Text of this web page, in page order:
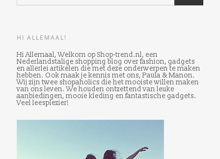
HI ALLEMAAL!
Hi Allemaal, Welkom op Shop-trend.nl, een
Nederlandstalige shopping blog over fashion, gadgets
en allerlei artikelen die met deze onderwerpen te maken
hebben. Ook maak je kennis met ons, Paula & Manon.
Wij zijn twee shopaholics die het mooiste willen maken
van ons leven. We houden ontzettend van leuke
aanbiedingen, mooie kleding en fantastische gadgets.
Veel leesplezier!